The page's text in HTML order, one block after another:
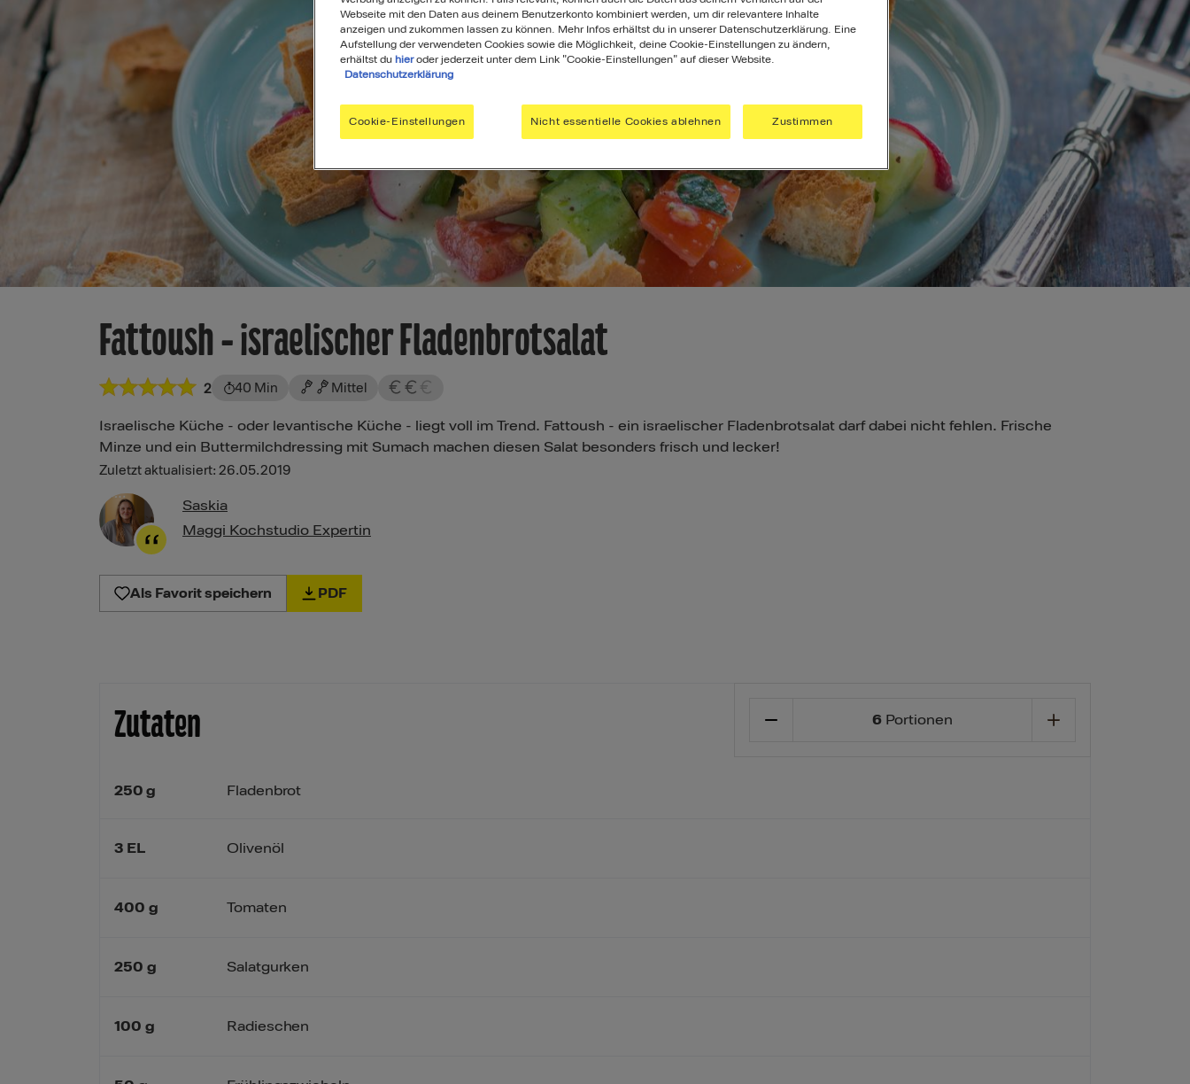
Fattoush - israelischer Fladenbrotsalat
2 40 Min Mittel
Israelische Küche - oder levantische Küche - liegt voll im Trend. Fattoush - ein israelischer Fladenbrotsalat darf dabei nicht fehlen. Frische
Minze und ein Buttermilchdressing mit Sumach machen diesen Salat besonders frisch und lecker!
Zuletzt aktualisiert: 26.05.2019
Saskia
Maggi Kochstudio Expertin
Als Favorit speichern PDF
Zutaten 6Portionen
250 g
3 EL
400 g
250 g
100 g
Fladenbrot
Olivenöl
Tomaten
Salatgurken
Radieschen
Webseite mit den Daten aus deinem Benutzerkonto kombiniert werden, um dir relevantere Inhalte
anzeigen und zukommen lassen zu können. Mehr Infos erhältst du in unserer Datenschutzerklärung. Eine
Aufstellung der verwendeten Cookies sowie die Möglichkeit, deine Cookie-Einstellungen zu ändern,
erhältst du hieroder jederzeit unter dem Link "Cookie-Einstellungen" auf dieser Website.
Datenschutzerklärung
Cookie-Einstellungen Nicht essentielle Cookies ablehnen Zustimmen